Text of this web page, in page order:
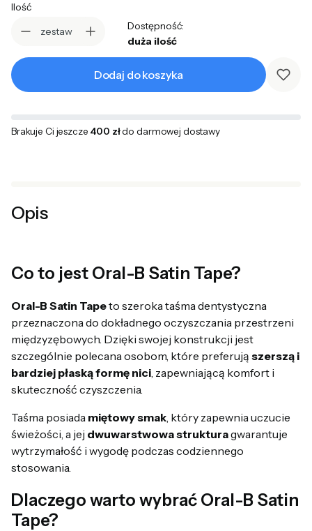
Ilość
zestaw
Dostępność:
duża ilość
Dodaj do koszyka
Brakuje Ci jeszcze 400 złdo darmowej dostawy
Opis
Co to jest Oral-B Satin Tape?
Oral-B Satin Tapeto szeroka taśma dentystyczna
przeznaczona do dokładnego oczyszczania przestrzeni
międzyzębowych. Dzięki swojej konstrukcji jest
szczególnie polecana osobom, które preferują szerszą i
bardziej płaską formę nici, zapewniającą komfort i
skuteczność czyszczenia.
Taśma posiada miętowy smak, który zapewnia uczucie
świeżości, a jej dwuwarstwowa strukturagwarantuje
wytrzymałość i wygodę podczas codziennego
stosowania.
Dlaczego warto wybrać Oral-B Satin
Tape?